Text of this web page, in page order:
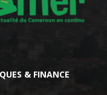
& FINANCE